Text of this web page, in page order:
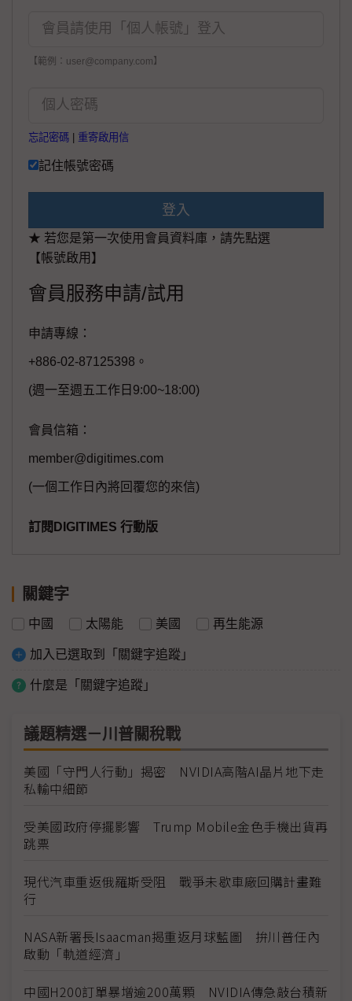
【範例：user@company.com】
忘記密碼 重寄啟用信
記住帳號密碼
登入
★ 若您是第一次使用會員資料庫，請先點選
【帳號啟用】
會員服務申請/試用
申請專線：
+886-02-87125398。
(週一至週五工作日9:00~18:00)
會員信箱：
member@digitimes.com
(一個工作日內將回覆您的來信)
訂閱DIGITIMES 行動版
關鍵字
中國 太陽能 美國 再生能源
加入已選取到「關鍵字追蹤」
什麼是「關鍵字追蹤」
議題精選－川普關稅戰
美國「守門人行動」揭密 NVIDIA高階AI晶片地下走
私輸中細節
受美國政府停擺影響 Trump Mobile金色手機出貨再
跳票
現代汽車重返俄羅斯受阻 戰爭未歇車廠回購計畫難
行
NASA新署長Isaacman揭重返月球藍圖 拚川普任內
啟動「軌道經濟」
中國H200訂單暴增逾200萬顆 NVIDIA傳急敲台積新